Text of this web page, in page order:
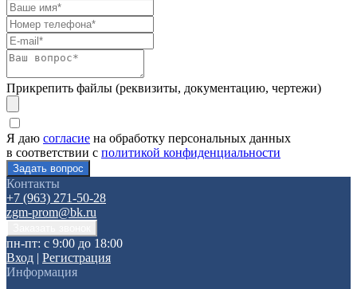
Прикрепить файлы (реквизиты, документацию, чертежи)
Я даю согласие на обработку персональных данных
в соответствии с политикой конфиденциальности
Контакты
+7 (963) 271-50-28
zgm-prom@bk.ru
пн-пт: с 9:00 до 18:00
Вход | Регистрация
Информация